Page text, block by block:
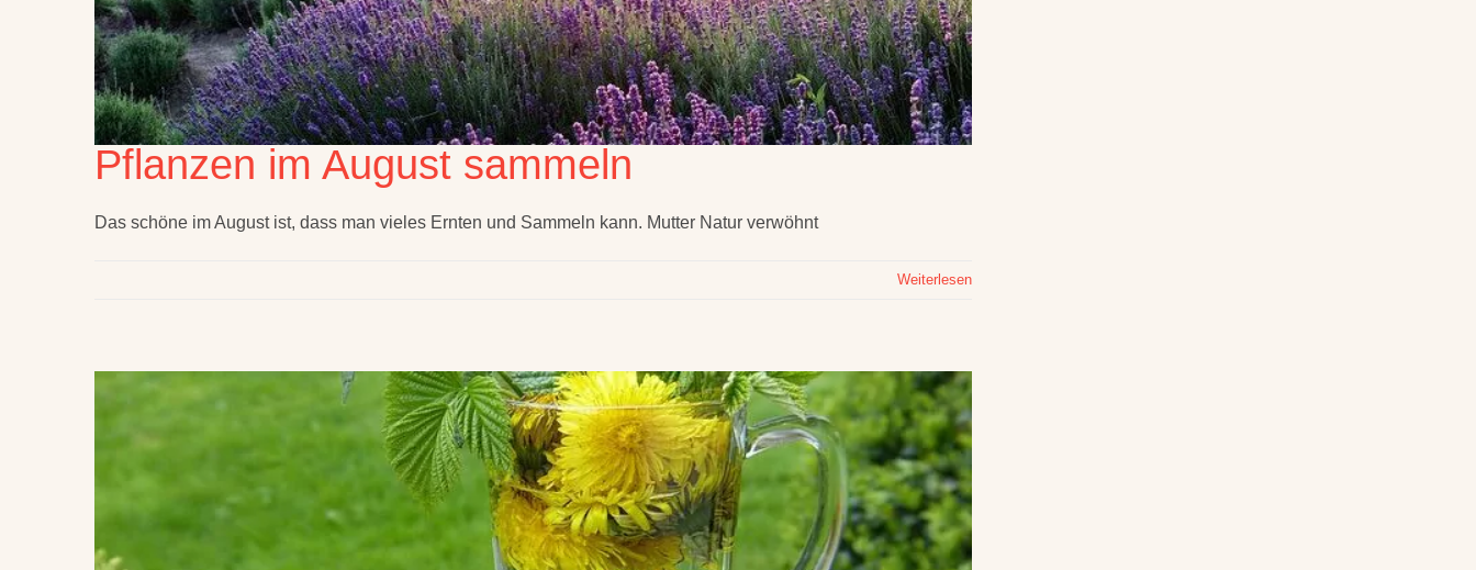
Pflanzen im August sammeln
Das schöne im August ist, dass man vieles Ernten und Sammeln kann. Mutter Natur verwöhnt
Weiterlesen